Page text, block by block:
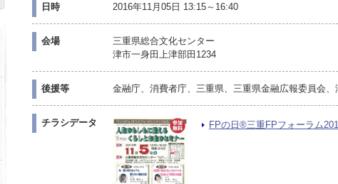
日時 2016年11月05日 13:15～16:40
会場
三重県総合文化センター
津市一身田上津部田1234
後援等 金融庁、消費者庁、三重県、三重県金融広報委員会、
チラシデータ FPの日®三重FPフォーラム